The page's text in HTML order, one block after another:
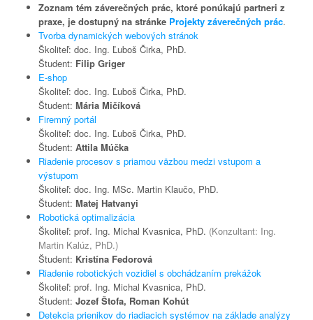
Zoznam tém záverečných prác, ktoré ponúkajú partneri z
praxe, je dostupný na stránke Projekty záverečných prác.
Tvorba dynamických webových stránok
Školiteľ: doc. Ing. Ľuboš Čirka, PhD.
Študent: Filip Griger
E-shop
Školiteľ: doc. Ing. Ľuboš Čirka, PhD.
Študent: Mária Mičíková
Firemný portál
Školiteľ: doc. Ing. Ľuboš Čirka, PhD.
Študent: Attila Múčka
Riadenie procesov s priamou väzbou medzi vstupom a
výstupom
Školiteľ: doc. Ing. MSc. Martin Klaučo, PhD.
Študent: Matej Hatvanyi
Robotická optimalizácia
Školiteľ: prof. Ing. Michal Kvasnica, PhD. (Konzultant: Ing.
Martin Kalúz, PhD.)
Študent: Kristína Fedorová
Riadenie robotických vozidiel s obchádzaním prekážok
Školiteľ: prof. Ing. Michal Kvasnica, PhD.
Študent: Jozef Štofa, Roman Kohút
Detekcia prienikov do riadiacich systémov na základe analýzy